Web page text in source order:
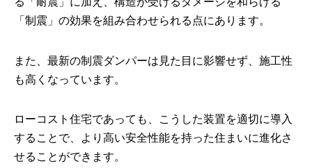
「制震」の効果を組み合わせられる点にあります。
また、最新の制震ダンパーは見た目に影響せず、施工性
も高くなっています。
ローコスト住宅であっても、こうした装置を適切に導入
することで、より高い安全性能を持った住まいに進化さ
せることができます。